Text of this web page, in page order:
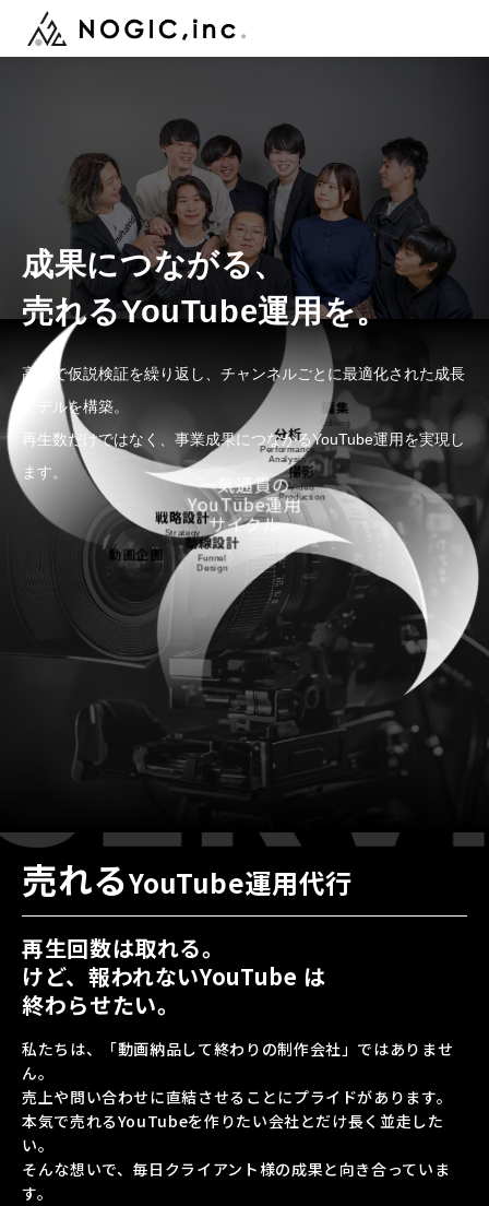
SERVICEサービス
WORKS 制作事例
COMPANY
MEMBER
NEWS ニュース
COLUMN コラム
RECRUIT採用情報
DOWNLOAD 資料請求
お問い合わせ
成果につながる、
売れるYouTube運用を。
高速で仮説検証を繰り返し、チャンネルごとに最適化された成長
モデルを構築。
再生数だけではなく、事業成果につながるYouTube運用を実現し
ます。
一気通貫の
YouTube運用
サイクル
戦略設計
Strategy
Planning
動画企画
Content
Planning
動線設計
Funnel
Design
撮影
Video
Production
編集
Editing
分析
Performance
Analysis
ERVICE
売れるYouTube運用代行
再生回数は取れる。
けど、報われないYouTube は
終わらせたい。
私たちは、「動画納品して終わりの制作会社」ではありませ
ん。
売上や問い合わせに直結させることにプライドがあります。
本気で売れるYouTubeを作りたい会社とだけ長く並走した
い。
そんな想いで、毎日クライアント様の成果と向き合っていま
す。